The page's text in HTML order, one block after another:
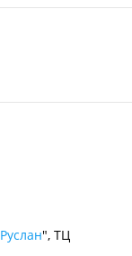
Руслан", ТЦ